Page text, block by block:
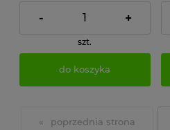
- +
szt.
do koszyka
«